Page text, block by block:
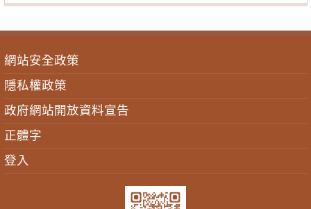
網站安全政策
隱私權政策
政府網站開放資料宣告
正體字
登入